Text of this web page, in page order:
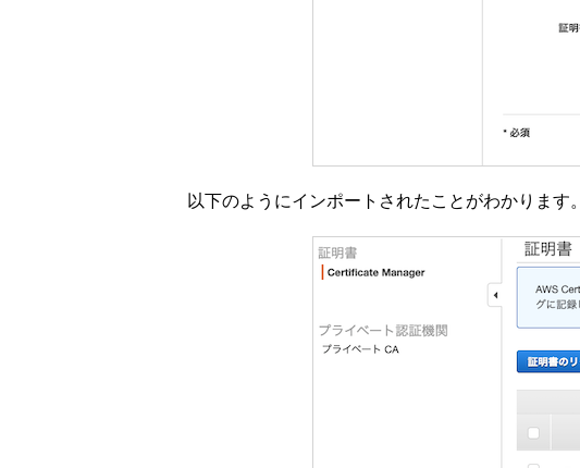
以下のようにインポートされたことがわかります。